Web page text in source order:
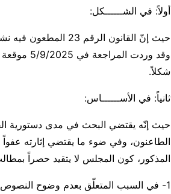
أولاً: في الشــــــكل:
وقد
شكلاً.
ثانياً: في الأســــــاس:
حيث إنّه يقتضي البحث في مدى دستورية
الطاعنون، وفي ضوء ما يقتضي إثارته عفواً
المذكور، كون المجلس لا يتقيد حصراً
1- في السبب المتعلّق بعدم وضوح